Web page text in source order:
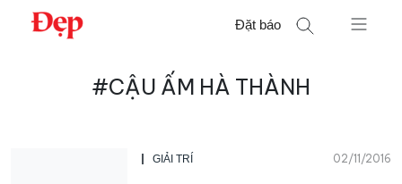
Chuyển
Đặt báo
#CẬU ẤM HÀ THÀNH
GIẢI TRÍ 02/11/2016